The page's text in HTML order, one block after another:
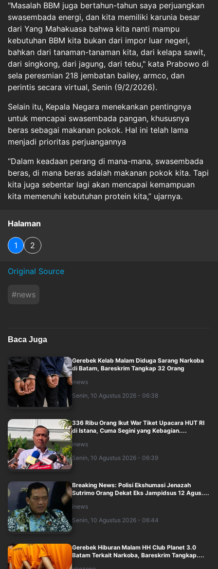
"Masalah BBM juga bertahun-tahun saya perjuangkan
swasembada energi, dan kita memiliki karunia besar
dari Yang Mahakuasa bahwa kita nanti mampu
kebutuhan BBM kita bukan dari impor luar negeri,
bahkan dari tanaman-tanaman kita, dari kelapa sawit,
dari singkong, dari jagung, dari tebu," kata Prabowo di
sela peresmian 218 jembatan bailey, armco, dan
perintis secara virtual, Senin (9/2/2026).
Selain itu, Kepala Negara menekankan pentingnya
untuk mencapai swasembada pangan, khususnya
beras sebagai makanan pokok. Hal ini telah lama
menjadi prioritas perjuangannya
“Dalam keadaan perang di mana-mana, swasembada
beras, di mana beras adalah makanan pokok kita. Tapi
kita juga sebentar lagi akan mencapai kemampuan
kita memenuhi kebutuhan protein kita,” ujarnya.
Halaman
1 2
Original Source
#news
Baca Juga
Gerebek Kelab Malam Diduga Sarang Narkoba
di Batam, Bareskrim Tangkap 32 Orang
inews
Senin, 10 Agustus 2026 - 06:38
336 Ribu Orang Ikut War Tiket Upacara HUT RI
di Istana, Cuma Segini yang Kebagian....
inews
Senin, 10 Agustus 2026 - 06:39
Breaking News: Polisi Ekshumasi Jenazah
Sutrimo Orang Dekat Eks Jampidsus 12 Agus....
inews
Senin, 10 Agustus 2026 - 06:44
Gerebek Hiburan Malam HH Club Planet 3.0
Batam Terkait Narkoba, Bareskrim Tangkap....